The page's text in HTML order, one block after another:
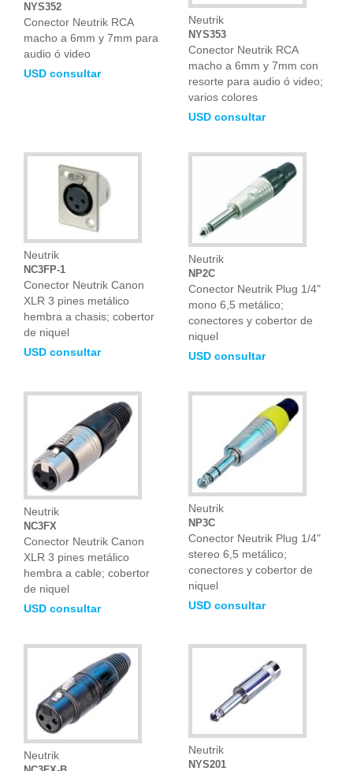
NYS352
Conector Neutrik RCA
macho a 6mm y 7mm para
audio ó video
USD consultar
Neutrik
NYS353
Conector Neutrik RCA
macho a 6mm y 7mm con
resorte para audio ó video;
varios colores
USD consultar
Neutrik
NC3FP-1
Conector Neutrik Canon
XLR 3 pines metálico
hembra a chasis; cobertor
de niquel
USD consultar
Neutrik
NP2C
Conector Neutrik Plug 1/4"
mono 6,5 metálico;
conectores y cobertor de
niquel
USD consultar
Neutrik
NC3FX
Conector Neutrik Canon
XLR 3 pines metálico
hembra a cable; cobertor
de niquel
USD consultar
Neutrik
NP3C
Conector Neutrik Plug 1/4"
stereo 6,5 metálico;
conectores y cobertor de
niquel
USD consultar
Neutrik Neutrik
NYS201